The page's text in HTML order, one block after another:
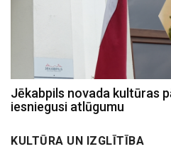
Jēkabpils novada kultūras
iesniegusi atlūgumu
KULTŪRA UN IZGLĪTĪBA